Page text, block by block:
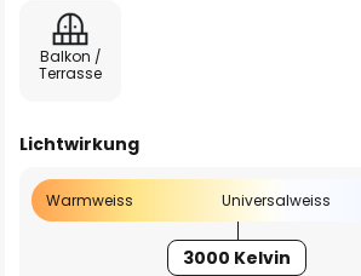
Balkon /
Terrasse
Lichtwirkung
Warmweiss Universalweiss
3000 Kelvin